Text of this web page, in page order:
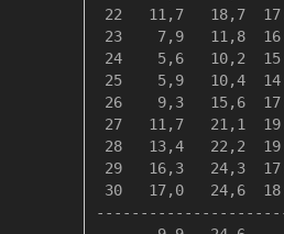
22   11,7   18,7
23    7,9   11,8
24    5,6   10,2
25    5,9   10,4
26    9,3   15,6
27   11,7   21,1
28   13,4   22,2
29   16,3   24,3
30   17,0   24,6